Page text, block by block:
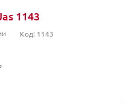
1143
Код: 1143